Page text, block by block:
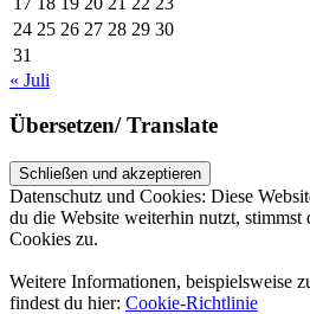
24 25 26 27 28 29 30
31
« Juli
Übersetzen/ Translate
Datenschutz und Cookies: Diese
du die Website weiterhin nutzt, stimmst
Cookies zu.
Weitere Informationen, beispielsweise
findest du hier: Cookie-Richtlinie